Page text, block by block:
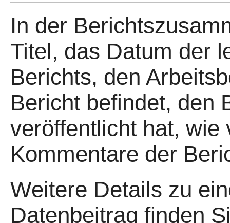
In der
Titel, das Datum der
Berichts, den
Bericht befindet, den
veröffentlicht hat, wie
Kommentare der
Weitere Details zu
Datenbeitrag finden